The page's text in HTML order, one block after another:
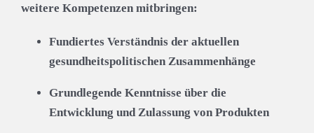
weitere Kompetenzen mitbringen:
Fundiertes Verständnis der aktuellen
gesundheitspolitischen Zusammenhänge
Grundlegende Kenntnisse über die
Entwicklung und Zulassung von Produkten